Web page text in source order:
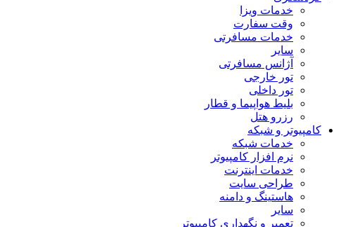
خدمات ویزا
وقت سفارت
خدمات مسافرتی
سایر
آژانس مسافرتی
تور خارجی
تور داخلی
بلیط هواپیما و قطار
رزرو هتل
کامپیوتر و شبکه
خدمات شبکه
نرم افزار کامپیوتر
خدمات اینترنت
طراحی سایت
هاستینگ و دامنه
سایر
تعمیر و نگهداری کامپیوتر